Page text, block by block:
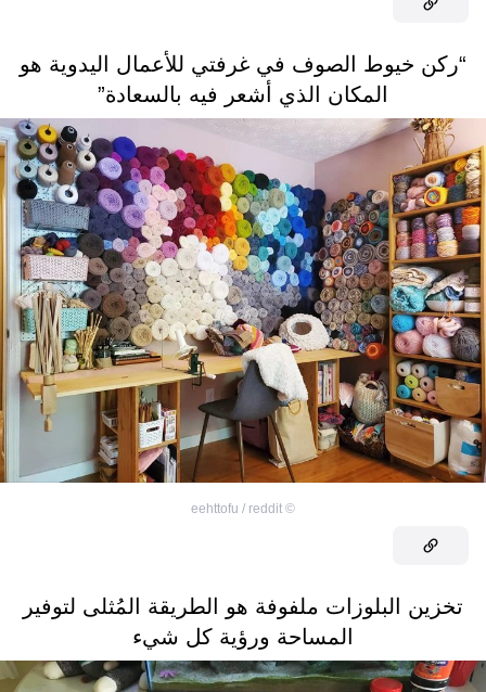
“ركن خيوط الصوف في غرفتي للأعمال اليدوية هو
المكان الذي أشعر فيه بالسعادة”
©
eehttofu / reddit
تخزين البلوزات ملفوفة هو الطريقة المُثلى لتوفير
المساحة ورؤية كل شيء